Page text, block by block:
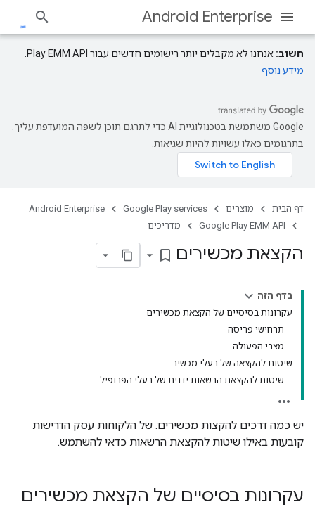
Android Enterprise
חשוב: אנחנו לא מקבלים יותר רישומים חדשים עבור Play EMM API.
מידע נוסף
‫Google משתמשת בטכנולוגיית AI כדי לתרגם תוכן לשפה המועדפת עליך.
בתרגומים כאלו עשויות להיות שגיאות.
דף הבית מוצרים Google Play services
Android Enterprise
Google Play EMM API
מדריכים
הקצאת מכשירים bookmark_border
בדף הזה
עקרונות בסיסיים של הקצאת מכשירים
תרחישי פריסה
מצבי הפעולה
שיטות להקצאה של בעלי מכשיר
שיטות להקצאת הרשאות ידנית של בעלי הפרופיל
יש כמה דרכים להקצות מכשירים. של הלקוחות עסק הדרישות
קובעות באילו שיטות להקצאת הרשאות כדאי להשתמש.
עקרונות בסיסיים של הקצאת מכשירים